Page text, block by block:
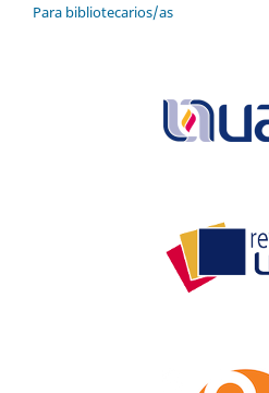
Para bibliotecarios/as